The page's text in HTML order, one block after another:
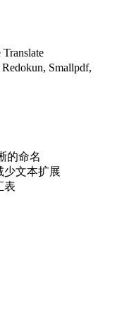
Smallpdf,
的命名
少文本扩展
表